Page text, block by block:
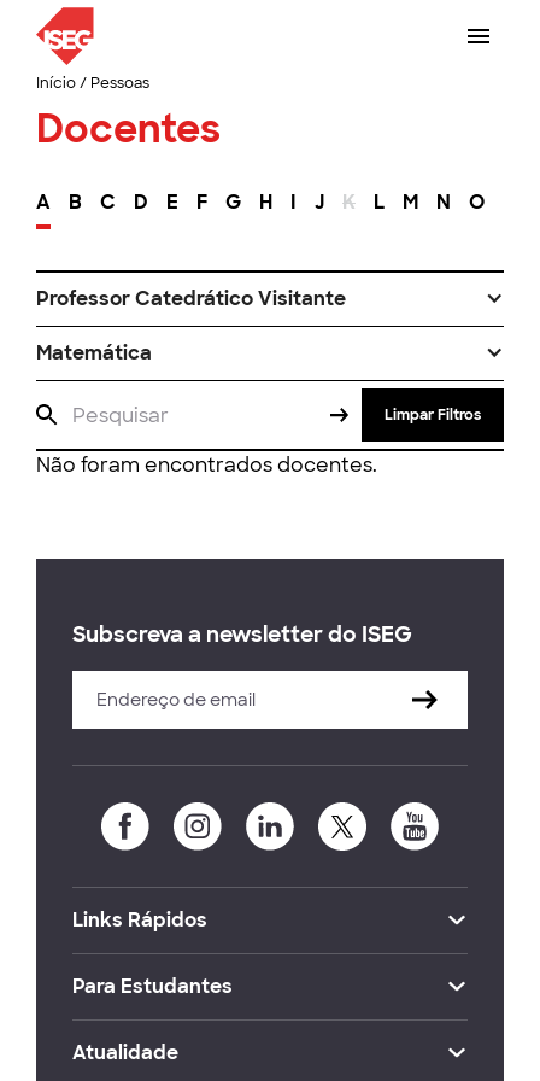
Início/ Pessoas
Docentes
A B C D E F G H I J K L M N O
Professor Catedrático Visitante
Matemática
Limpar Filtros
Não foram encontrados docentes.
Subscreva a newsletter do ISEG
Links Rápidos
Para Estudantes
Atualidade